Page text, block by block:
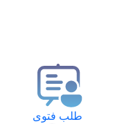
طلب فتوى